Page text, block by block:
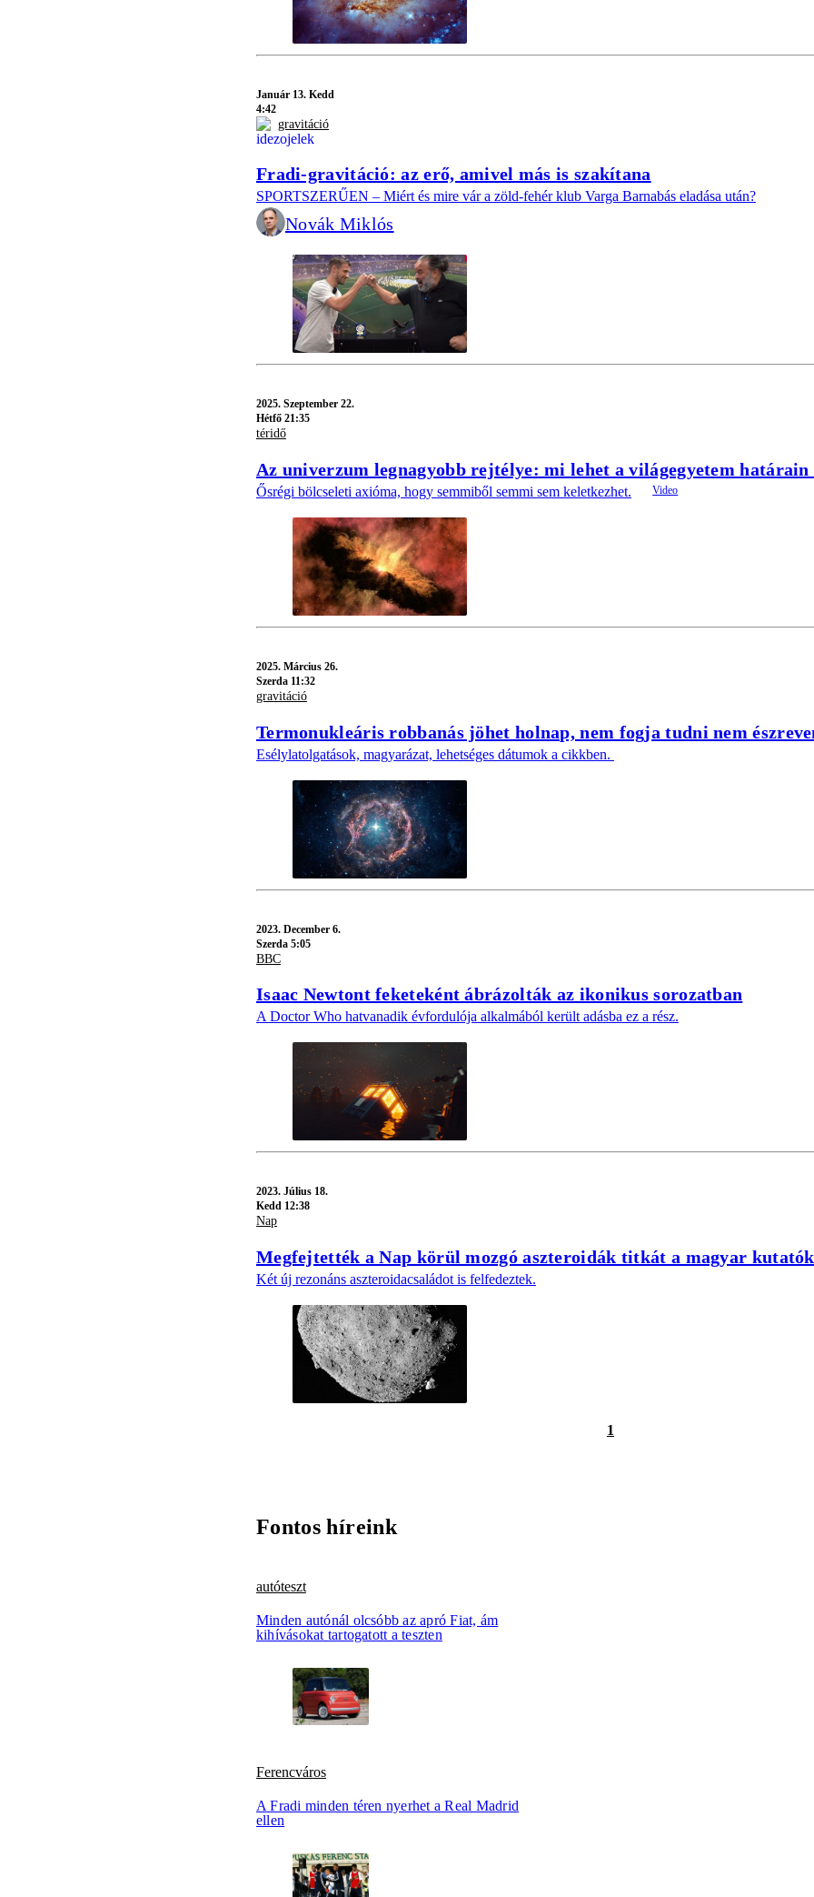
Január 13. Kedd
4:42
gravitáció
Fradi-gravitáció: az erő, amivel más is szakítana
SPORTSZERŰEN – Miért és mire vár a zöld-fehér klub Varga Barnabás eladása után?
Novák Miklós
2025. Szeptember 22.
Hétfő 21:35
téridő
Az univerzum legnagyobb rejtélye: mi lehet a világegyetem
Ősrégi bölcseleti axióma, hogy semmiből semmi sem keletkezhet.
2025. Március 26.
Szerda 11:32
gravitáció
Termonukleáris robbanás jöhet holnap, nem fogja tudni nem
Esélylatolgatások, magyarázat, lehetséges dátumok a cikkben.
2023. December 6.
Szerda 5:05
BBC
Isaac Newtont feketeként ábrázolták az ikonikus sorozatban
A Doctor Who hatvanadik évfordulója alkalmából került adásba ez a rész.
2023. Július 18.
Kedd 12:38
Nap
Megfejtették a Nap körül mozgó aszteroidák titkát a magyar kutatók
Két új rezonáns aszteroidacsaládot is felfedeztek.
1
Fontos híreink
autóteszt
Minden autónál olcsóbb az apró Fiat, ám
kihívásokat tartogatott a teszten
Ferencváros
A Fradi minden téren nyerhet a Real Madrid
ellen